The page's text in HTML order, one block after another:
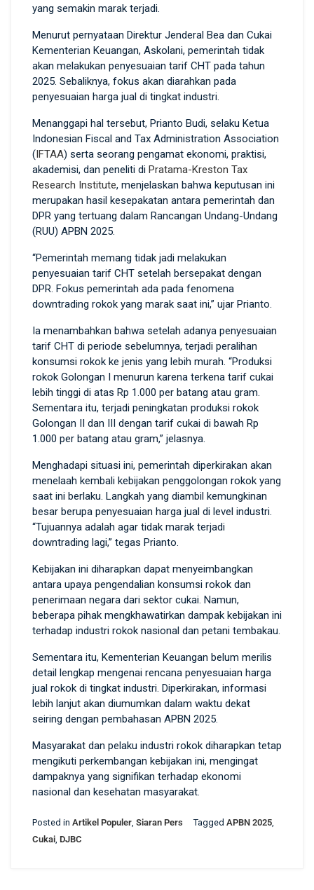
yang semakin marak terjadi.
Menurut pernyataan Direktur Jenderal Bea dan Cukai
Kementerian Keuangan, Askolani, pemerintah tidak
akan melakukan penyesuaian tarif CHT pada tahun
2025. Sebaliknya, fokus akan diarahkan pada
penyesuaian harga jual di tingkat industri.
Menanggapi hal tersebut, Prianto Budi, selaku Ketua
Indonesian Fiscal and Tax Administration Association
(IFTAA) serta seorang pengamat ekonomi, praktisi,
akademisi, dan peneliti di Pratama-Kreston Tax
Research Institute, menjelaskan bahwa keputusan ini
merupakan hasil kesepakatan antara pemerintah dan
DPR yang tertuang dalam Rancangan Undang-Undang
(RUU) APBN 2025.
“Pemerintah memang tidak jadi melakukan
penyesuaian tarif CHT setelah bersepakat dengan
DPR. Fokus pemerintah ada pada fenomena
downtrading rokok yang marak saat ini,” ujar Prianto.
Ia menambahkan bahwa setelah adanya penyesuaian
tarif CHT di periode sebelumnya, terjadi peralihan
konsumsi rokok ke jenis yang lebih murah. “Produksi
rokok Golongan I menurun karena terkena tarif cukai
lebih tinggi di atas Rp 1.000 per batang atau gram.
Sementara itu, terjadi peningkatan produksi rokok
Golongan II dan III dengan tarif cukai di bawah Rp
1.000 per batang atau gram,” jelasnya.
Menghadapi situasi ini, pemerintah diperkirakan akan
menelaah kembali kebijakan penggolongan rokok yang
saat ini berlaku. Langkah yang diambil kemungkinan
besar berupa penyesuaian harga jual di level industri.
“Tujuannya adalah agar tidak marak terjadi
downtrading lagi,” tegas Prianto.
Kebijakan ini diharapkan dapat menyeimbangkan
antara upaya pengendalian konsumsi rokok dan
penerimaan negara dari sektor cukai. Namun,
beberapa pihak mengkhawatirkan dampak kebijakan ini
terhadap industri rokok nasional dan petani tembakau.
Sementara itu, Kementerian Keuangan belum merilis
detail lengkap mengenai rencana penyesuaian harga
jual rokok di tingkat industri. Diperkirakan, informasi
lebih lanjut akan diumumkan dalam waktu dekat
seiring dengan pembahasan APBN 2025.
Masyarakat dan pelaku industri rokok diharapkan tetap
mengikuti perkembangan kebijakan ini, mengingat
dampaknya yang signifikan terhadap ekonomi
nasional dan kesehatan masyarakat.
Posted in Artikel Populer Siaran Pers Tagged APBN 2025
Cukai DJBC